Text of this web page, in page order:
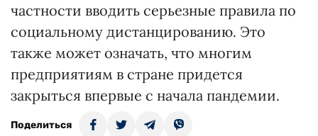
частности вводить серьезные правила по
социальному дистанцированию. Это
также может означать, что многим
предприятиям в стране придется
закрыться впервые с начала пандемии.
Поделиться